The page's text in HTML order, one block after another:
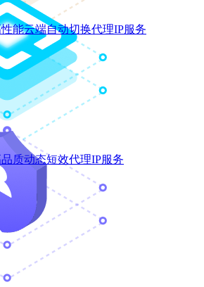
能云端自动切换代理IP服务
质动态短效代理IP服务